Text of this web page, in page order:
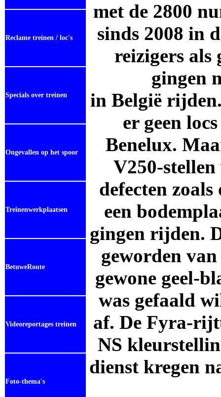
met de 2800
sinds 2008 in
reizigers als
gingen
in België
er geen
Benelux.
V250-
defecten
een
gingen rijden.
geworden
gewone geel-
was gefaald
af. De Fyra-
NS
dienst kregen
Reclame treinen / loc's
Specials over treinen
Ongevallen op het spoor
Treinenwerkplaatsen
BetuweRoute
Videoreportages treinen
Foto-thema's